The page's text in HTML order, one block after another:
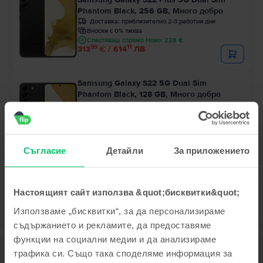
Съгласие Детайли За приложението
Настоящият сайт използва &quot;бисквитки&quot;
Използваме „бисквитки“, за да персонализираме
съдържанието и рекламите, да предоставяме
функции на социални медии и да анализираме
трафика си. Също така споделяме информация за
Phantom Black, 256 GB, Много добро
Доставка: приблизително 2-3 работни дни
Вноски с 0% лихва
Спестяваш спрямо Ново: 228 €
31399 € / 61411 ЛВ
Samsung Galaxy S22 5G Dual Sim
Phantom Black, 128 GB, Много добро
приблизително 2-3 работни дни
Описание